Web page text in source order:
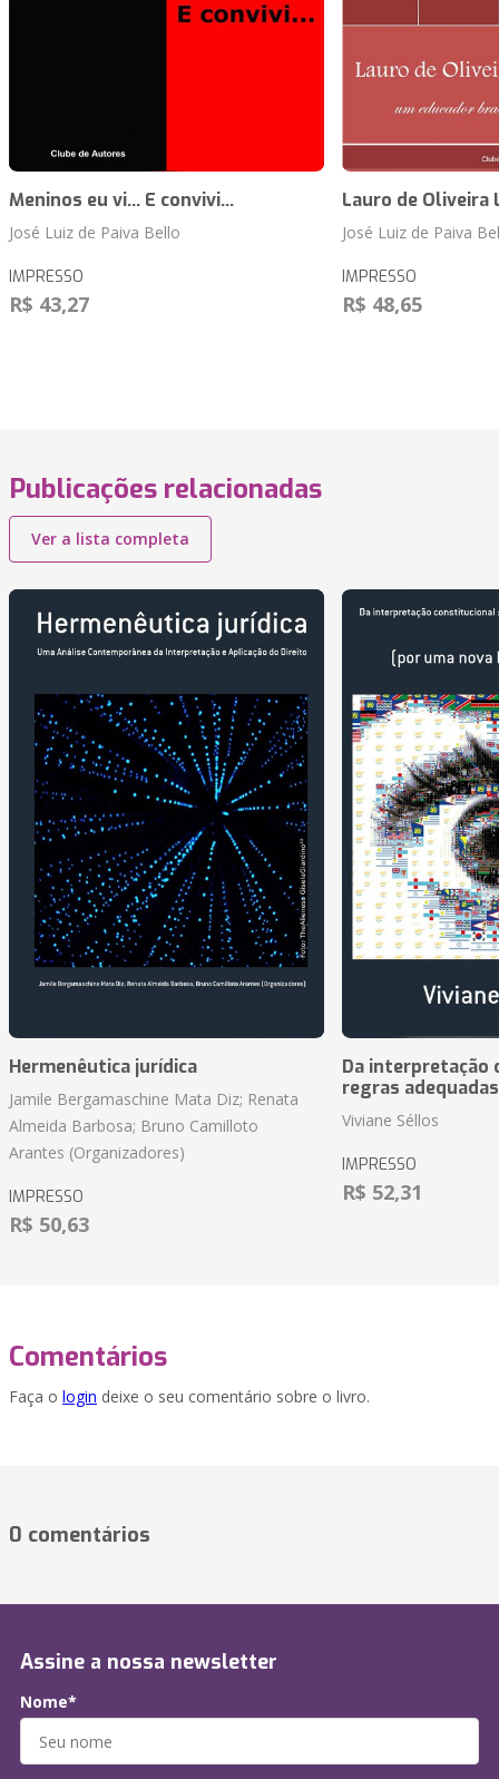
Meninos eu vi... E convivi...
José Luiz de Paiva Bello
IMPRESSO
R$ 43,27
Lauro de Oliveira
José Luiz de Paiva
IMPRESSO
R$ 48,65
Publicações relacionadas
Ver a lista completa
Hermenêutica jurídica
Jamile Bergamaschine Mata Diz; Renata
Almeida Barbosa; Bruno Camilloto
Arantes (Organizadores)
IMPRESSO
R$ 50,63
Da interpretação
regras
Viviane Séllos
IMPRESSO
R$ 52,31
Comentários
Faça o login deixe o seu comentário sobre o livro.
0 comentários
Assine a nossa newsletter
Nome*